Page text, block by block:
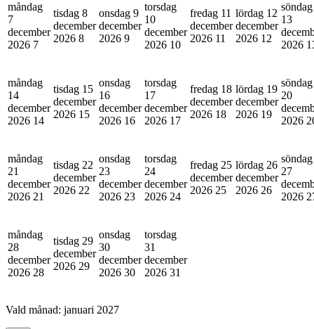
måndag
7
december
2026 7
tisdag 8
december
2026 8
onsdag 9
december
2026 9
torsdag
10
december
2026 10
fredag 11
december
2026 11
lördag 12
december
2026 12
söndag
13
2026
måndag
14
december
2026 14
tisdag 15
december
2026 15
onsdag
16
december
2026 16
torsdag
17
december
2026 17
fredag 18
december
2026 18
lördag 19
december
2026 19
söndag
20
2026
måndag
21
december
2026 21
tisdag 22
december
2026 22
onsdag
23
december
2026 23
torsdag
24
december
2026 24
fredag 25
december
2026 25
lördag 26
december
2026 26
söndag
27
2026
måndag
28
december
2026 28
tisdag 29
december
2026 29
onsdag
30
december
2026 30
torsdag
31
december
2026 31
Vald månad: januari 2027